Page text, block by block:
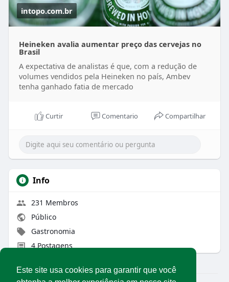
Este site usa cookies para garantir que você
intopo.com.br
Heineken avalia aumentar preço das cervejas no
Brasil
A expectativa de analistas é que, com a redução de
volumes vendidos pela Heineken no país, Ambev
tenha ganhado fatia de mercado
Curtir Comentario Compartilhar
Info
231 Membros
Público
Gastronomia
4 Postagens